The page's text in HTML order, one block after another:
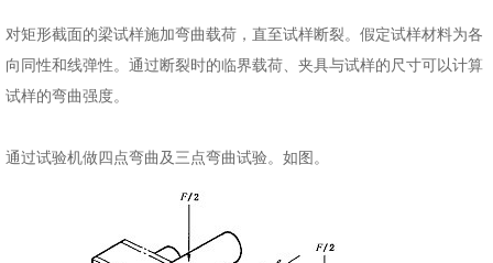
对矩形截面的梁试样施加弯曲载荷，直至试样断裂。假定试样材料为各
向同性和线弹性。通过断裂时的临界载荷、夹具与试样的尺寸可以计算
试样的弯曲强度。
通过试验机做四点弯曲及三点弯曲试验。如图。